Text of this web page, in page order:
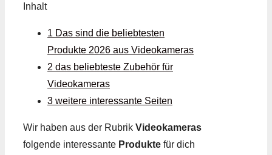
Inhalt
1 Das sind die beliebtesten
Produkte 2026 aus Videokameras
2 das beliebteste Zubehör für
Videokameras
3 weitere interessante Seiten
Wir haben aus der Rubrik Videokameras
folgende interessante Produkte für dich